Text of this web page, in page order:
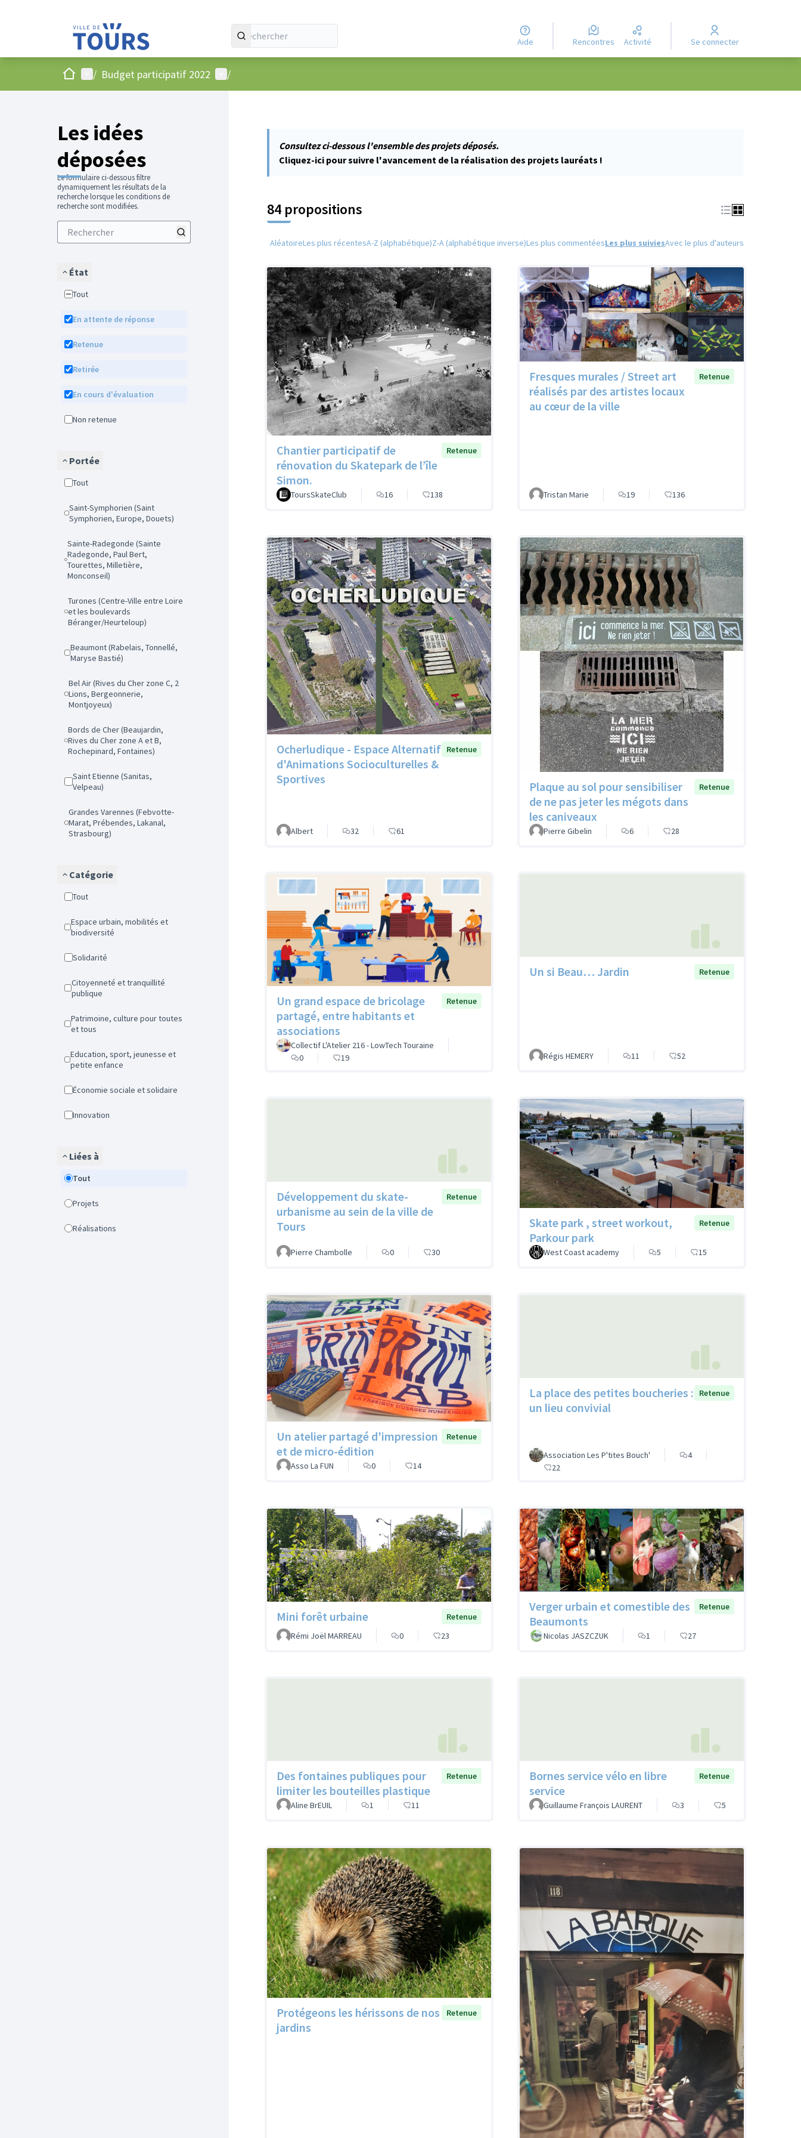
Aide Rencontres Activité Se connecter
AccueilMenu principal
/ Budget participatif 2022 Menu utilisateur
/
Les idées
déposées
Le formulaire ci-dessous filtre
dynamiquement les résultats de la
recherche lorsque les conditions de
recherche sont modifiées.
État
Tout
En attente de réponse
Retenue
Retirée
En cours d'évaluation
Non retenue
Portée
Tout
Saint-Symphorien (Saint
Symphorien, Europe, Douets)
Sainte-Radegonde (Sainte
Radegonde, Paul Bert,
Tourettes, Milletière,
Monconseil)
Turones (Centre-Ville entre Loire
et les boulevards
Béranger/Heurteloup)
Beaumont (Rabelais, Tonnellé,
Maryse Bastié)
Bel Air (Rives du Cher zone C, 2
Lions, Bergeonnerie,
Montjoyeux)
Bords de Cher (Beaujardin,
Rives du Cher zone A et B,
Rochepinard, Fontaines)
Saint Etienne (Sanitas,
Velpeau)
Grandes Varennes (Febvotte-
Marat, Prébendes, Lakanal,
Strasbourg)
Catégorie
Tout
Espace urbain, mobilités et
biodiversité
Solidarité
Citoyenneté et tranquillité
publique
Patrimoine, culture pour toutes
et tous
Education, sport, jeunesse et
petite enfance
Économie sociale et solidaire
Innovation
Liées à
Tout
Projets
Réalisations
Consultez ci-dessous l'ensemble des projets déposés.
Cliquez-ici pour suivre l'avancement de la réalisation des projets lauréats !
84 propositions
AléatoireLes plus récentesA-Z (alphabétique)Z-A (alphabétique inverse)Les plus commentéesLes plus suiviesAvec le plus d'auteurs
Chantier participatif de
rénovation du Skatepark de l’île
Simon.
Retenue
ToursSkateClub 16 138
Fresques murales / Street art
réalisés par des artistes locaux
au cœur de la ville
Retenue
Tristan Marie 19 136
Ocherludique - Espace Alternatif
d'Animations Socioculturelles &
Sportives
Retenue
Albert 32 61
Plaque au sol pour sensibiliser
de ne pas jeter les mégots dans
les caniveaux
Retenue
Pierre Gibelin 6 28
Un grand espace de bricolage
partagé, entre habitants et
associations
Retenue
Collectif L'Atelier 216 - LowTech Touraine
0
19
Un si Beau… Jardin Retenue
Régis HEMERY 11 52
Développement du skate-
urbanisme au sein de la ville de
Tours
Retenue
Pierre Chambolle 0 30
Skate park , street workout,
Parkour park
Retenue
West Coast academy 5 15
Un atelier partagé d'impression
et de micro-édition
Retenue
Asso La FUN 0 14
La place des petites boucheries :
un lieu convivial
Retenue
Association Les P'tites Bouch'
4
22
Mini forêt urbaine
Retenue
Rémi Joël MARREAU
0 23
Verger urbain et comestible des
Beaumonts
Retenue
Nicolas JASZCZUK 1 27
Des fontaines publiques pour
limiter les bouteilles plastique
Retenue
Aline BrEUIL 1 11
Bornes service vélo en libre
service
Retenue
Guillaume François LAURENT 3 5
Protégeons les hérissons de nos
jardins
Retenue